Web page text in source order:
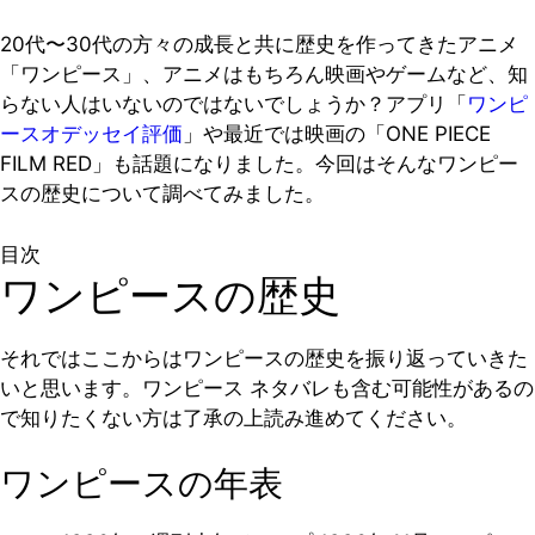
20代〜30代の方々の成長と共に歴史を作ってきたアニメ
「ワンピース」、アニメはもちろん映画やゲームなど、知
らない人はいないのではないでしょうか？アプリ「 ワンピ
ースオデッセイ評価 」や最近では映画の「ONE PIECE
FILM RED」も話題になりました。今回はそんなワンピー
スの歴史について調べてみました。
目次
ワンピースの歴史
それではここからはワンピースの歴史を振り返っていきた
いと思います。ワンピース ネタバレも含む可能性があるの
で知りたくない方は了承の上読み進めてください。
ワンピースの年表